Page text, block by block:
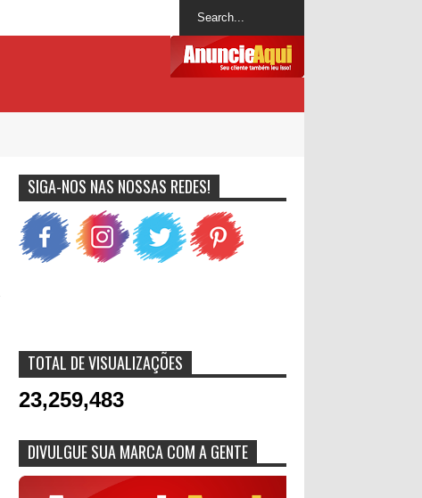
SIGA-NOS NAS NOSSAS REDES!
TOTAL DE VISUALIZAÇÕES
23,259,483
DIVULGUE SUA MARCA COM A GENTE